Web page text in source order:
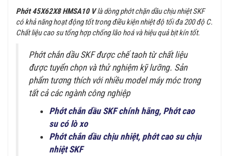
Phớt 45X62X8 HMSA10 Vlà dòng phớt chặn dầu chịu nhiệt SKF
có khả năng hoạt động tốt trong điều kiện nhiệt độ tối đa 200 độ C.
Chất liệu cao su tổng hợp chống lão hoá và hiệu quả bịt kín tốt.
Phớt chắn dầu SKF được chế taoh từ chất liệu
được tuyển chọn và thử nghiệm kỹ lưỡng. Sản
phẩm tương thích với nhiều model máy móc trong
tất cả các ngành công nghiệp
Phớt chắn dầu SKF chính hãng, Phớt cao
su có lò xo
Phớt chắn dầu chịu nhiệt, phớt cao su chịu
nhiệt SKF